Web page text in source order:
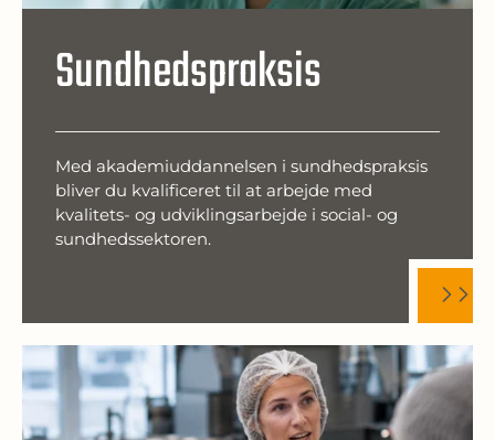
Sundhedspraksis
Med akademiuddannelsen i sundhedspraksis
bliver du kvalificeret til at arbejde med
kvalitets- og udviklingsarbejde i social- og
sundhedssektoren.